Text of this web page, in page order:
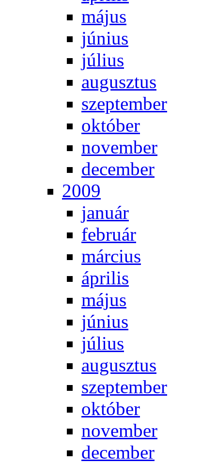
má­jus
jú­ni­us
jú­li­us
au­gusz­tus
szep­tem­ber
ok­tó­ber
no­vem­ber
de­cem­ber
2009
ja­nu­ár
feb­ru­ár
már­ci­us
áp­ri­lis
má­jus
jú­ni­us
jú­li­us
au­gusz­tus
szep­tem­ber
ok­tó­ber
no­vem­ber
de­cem­ber